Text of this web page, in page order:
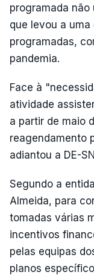
programada não
que levou a
programadas,
pandemia.
Face à
atividade
a partir de maio
reagendamento
adiantou a DE-
Segundo a
Almeida, para
tomadas várias
incentivos
pelas equipas
planos